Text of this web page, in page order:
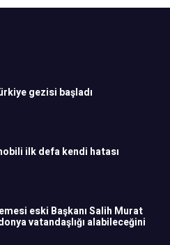
gezisi başladı
ilk defa kendi hatası
eski Başkanı Salih Murat
vatandaşlığı alabileceğini